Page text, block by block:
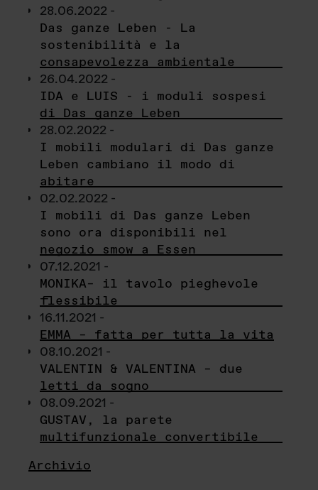
28.06.2022 -
Das ganze Leben - La
sostenibilità e la
consapevolezza ambientale
26.04.2022 -
IDA e LUIS - i moduli sospesi
di Das ganze Leben
28.02.2022 -
I mobili modulari di Das ganze
Leben cambiano il modo di
abitare
02.02.2022 -
I mobili di Das ganze Leben
sono ora disponibili nel
negozio smow a Essen
07.12.2021 -
MONIKA– il tavolo pieghevole
flessibile
16.11.2021 -
EMMA – fatta per tutta la vita
08.10.2021 -
VALENTIN & VALENTINA – due
letti da sogno
08.09.2021 -
GUSTAV, la parete
multifunzionale convertibile
Archivio